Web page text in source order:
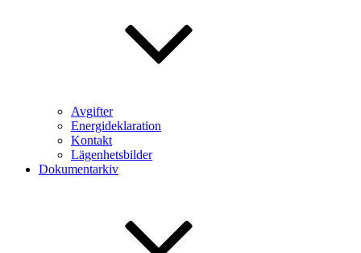
Avgifter
Energideklaration
Kontakt
Lägenhetsbilder
Dokumentarkiv